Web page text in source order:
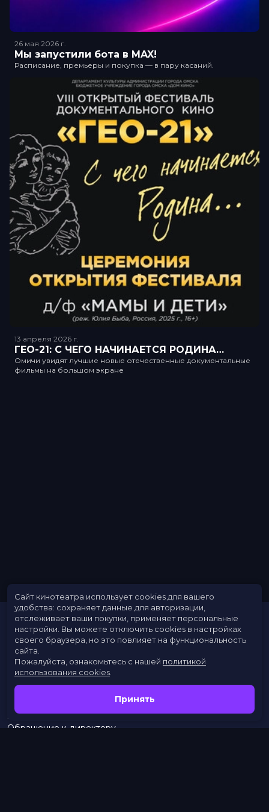
26 мая 2026 г.
Мы запустили бота в MAX!
Расписание, премьеры и покупка — в пару касаний.
13 апреля 2026 г.
ГЕО-21: С ЧЕГО НАЧИНАЕТСЯ РОДИНА…
Омичи увидят лучшие новые отечественные документальные
фильмы на большом экране
Расписание
Скоро в кино
Заведения
Обращение к директору
Сайт кинотеатра использует cookies для вашего
удобства: сохраняет данные для авторизации,
отслеживает ваши покупки, применяет персональные
настройки. Вы можете отключить cookies в настройках
своего браузера, но это повлияет на функциональность
сайта.
Пожалуйста, ознакомьтесь с нашей политикой
использования cookies
Принять